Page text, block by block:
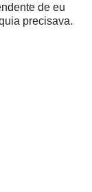
de eu
precisava.